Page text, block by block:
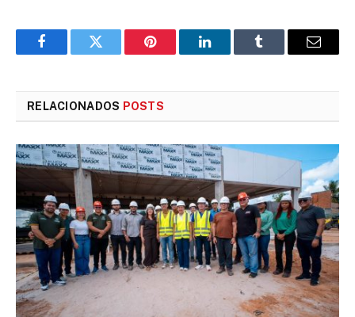
FacebookTwitter Pinterest LinkedInTumblr
E-
RELACIONADOS POSTS